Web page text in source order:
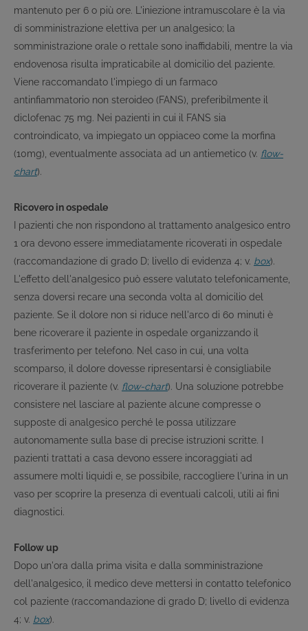
mantenuto per 6 o più ore. L'iniezione intramuscolare è la via
di somministrazione elettiva per un analgesico; la
somministrazione orale o rettale sono inaffidabili, mentre la via
endovenosa risulta impraticabile al domicilio del paziente.
Viene raccomandato l'impiego di un farmaco
antinfiammatorio non steroideo (FANS), preferibilmente il
diclofenac 75 mg. Nei pazienti in cui il FANS sia
controindicato, va impiegato un oppiaceo come la morfina
(10mg), eventualmente associata ad un antiemetico (v. flow-
chart).
Ricovero in ospedale
I pazienti che non rispondono al trattamento analgesico entro
1 ora devono essere immediatamente ricoverati in ospedale
(raccomandazione di grado D; livello di evidenza 4; v. box).
L'effetto dell'analgesico può essere valutato telefonicamente,
senza doversi recare una seconda volta al domicilio del
paziente. Se il dolore non si riduce nell'arco di 60 minuti è
bene ricoverare il paziente in ospedale organizzando il
trasferimento per telefono. Nel caso in cui, una volta
scomparso, il dolore dovesse ripresentarsi è consigliabile
ricoverare il paziente (v. flow-chart). Una soluzione potrebbe
consistere nel lasciare al paziente alcune compresse o
supposte di analgesico perché le possa utilizzare
autonomamente sulla base di precise istruzioni scritte. I
pazienti trattati a casa devono essere incoraggiati ad
assumere molti liquidi e, se possibile, raccogliere l'urina in un
vaso per scoprire la presenza di eventuali calcoli, utili ai fini
diagnostici.
Follow up
Dopo un'ora dalla prima visita e dalla somministrazione
dell'analgesico, il medico deve mettersi in contatto telefonico
col paziente (raccomandazione di grado D; livello di evidenza
4; v. box).